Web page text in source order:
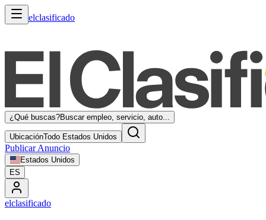
elclasificado
¿Qué buscas?Buscar empleo, servicio, auto...
UbicaciónTodo Estados Unidos
Publicar Anuncio
Estados Unidos
ES
elclasificado